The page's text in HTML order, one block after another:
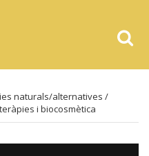
naturals/alternatives /
i biocosmètica